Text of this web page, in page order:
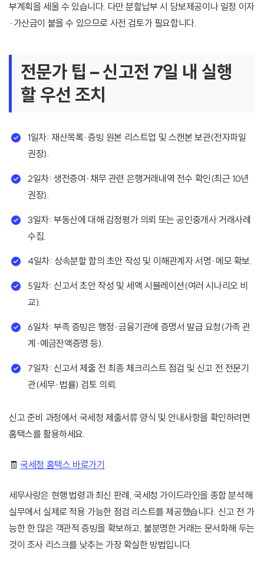
부계획을 세울 수 있습니다. 다만 분할납부 시 담보제공이나 일정 이자
·가산금이 붙을 수 있으므로 사전 검토가 필요합니다.
전문가 팁 – 신고전 7일 내 실행
할 우선 조치
1일차: 재산목록·증빙 원본 리스트업 및 스캔본 보관(전자파일
권장).
2일차: 생전증여·채무 관련 은행거래내역 전수 확인(최근 10년
권장).
3일차: 부동산에 대해 감정평가 의뢰 또는 공인중개사 거래사례
수집.
4일차: 상속분할 합의 초안 작성 및 이해관계자 서명·메모 확보.
5일차: 신고서 초안 작성 및 세액 시뮬레이션(여러 시나리오 비
교).
6일차: 부족 증빙은 행정·금융기관에 증명서 발급 요청(가족 관
계·예금잔액증명 등).
7일차: 신고서 제출 전 최종 체크리스트 점검 및 신고 전 전문기
관(세무·법률) 검토 의뢰.
신고 준비 과정에서 국세청 제출서류 양식 및 안내사항을 확인하려면
홈택스를 활용하세요.
🧾국세청 홈택스 바로가기
세무사랑은 현행 법령과 최신 판례, 국세청 가이드라인을 종합 분석해
실무에서 실제로 적용 가능한 점검 리스트를 제공했습니다. 신고 전 가
능한 한 많은 객관적 증빙을 확보하고, 불분명한 거래는 문서화해 두는
것이 조사 리스크를 낮추는 가장 확실한 방법입니다.